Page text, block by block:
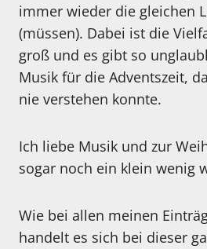
immer wieder die gleichen
(müssen). Dabei ist die
groß und es gibt so
Musik für die Adventszeit,
nie verstehen konnte.
Ich liebe Musik und zur
sogar noch ein klein wenig
Wie bei allen meinen
handelt es sich bei dieser